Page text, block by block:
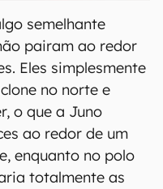
semelhante
pairam ao redor
Eles simplesmente
no norte e
o que a Juno
ao redor de um
enquanto no polo
totalmente as